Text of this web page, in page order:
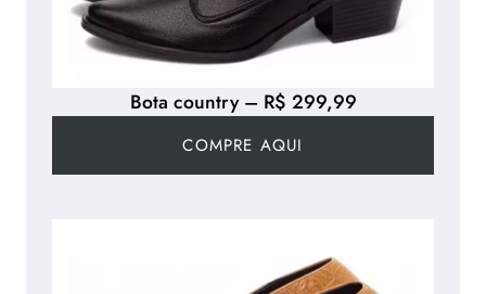
Bota country – R$ 299,99
COMPRE AQUI